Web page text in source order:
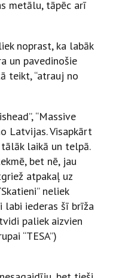
metālu, tāpēc arī
noprast, ka labāk
un pavedinošie
teikt, “atrauj no
“Massive
Latvijas. Visapkārt
laikā un telpā.
bet nē, jau
atpakaļ uz
neliek
labi iederas šī brīža
paliek aizvien
“TESA”)